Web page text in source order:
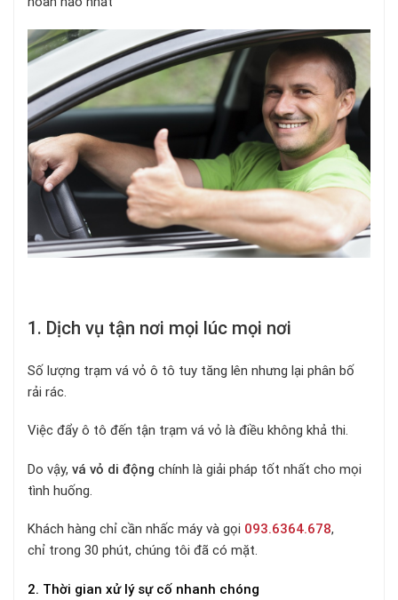
1. Dịch vụ tận nơi mọi lúc mọi nơi
Số lượng trạm vá vỏ ô tô tuy tăng lên nhưng lại phân bố
rải rác.
Việc đẩy ô tô đến tận trạm vá vỏ là điều không khả thi.
Do vậy, vá vỏ di động chính là giải pháp tốt nhất cho mọi
tình huống.
Khách hàng chỉ cần nhấc máy và gọi 093.6364.678,
chỉ trong 30 phút, chúng tôi đã có mặt.
2. Thời gian xử lý sự cố nhanh chóng